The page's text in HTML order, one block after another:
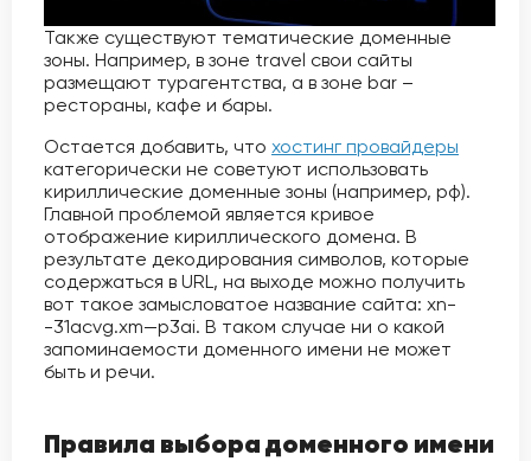
Также существуют тематические доменные
зоны. Например, в зоне travel свои сайты
размещают турагентства, а в зоне bar –
рестораны, кафе и бары.
Остается добавить, что хостинг провайдеры
категорически не советуют использовать
кириллические доменные зоны (например, рф).
Главной проблемой является кривое
отображение кириллического домена. В
результате декодирования символов, которые
содержаться в URL, на выходе можно получить
вот такое замысловатое название сайта: xn-
-31acvg.xm—p3ai. В таком случае ни о какой
запоминаемости доменного имени не может
быть и речи.
Правила выбора доменного имени